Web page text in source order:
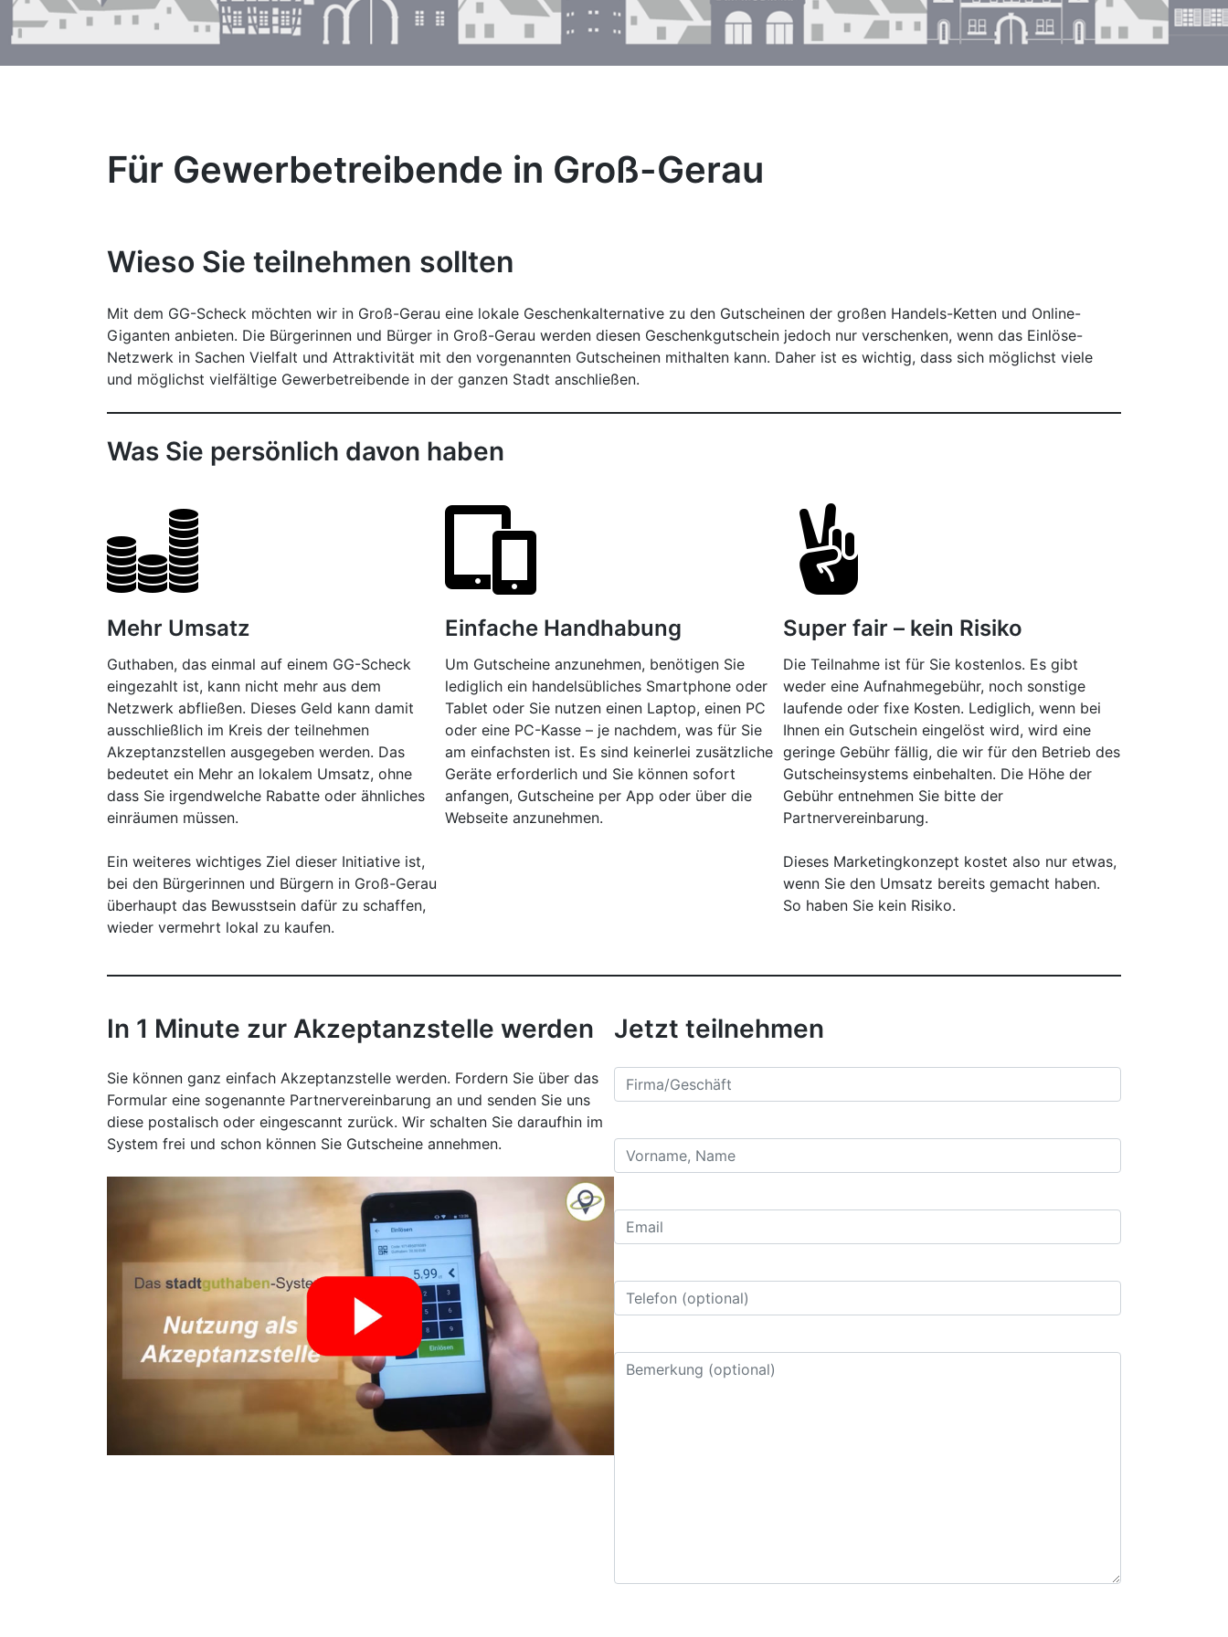
Für Gewerbetreibende in Groß-Gerau
Wieso Sie teilnehmen sollten
Mit dem GG-Scheck möchten wir in Groß-Gerau eine lokale Geschenkalternative zu den Gutscheinen der großen Handels-Ketten und Online-
Giganten anbieten. Die Bürgerinnen und Bürger in Groß-Gerau werden diesen Geschenkgutschein jedoch nur verschenken, wenn das Einlöse-
Netzwerk in Sachen Vielfalt und Attraktivität mit den vorgenannten Gutscheinen mithalten kann. Daher ist es wichtig, dass sich möglichst viele
und möglichst vielfältige Gewerbetreibende in der ganzen Stadt anschließen.
Was Sie persönlich davon haben
Mehr Umsatz
Guthaben, das einmal auf einem GG-Scheck
eingezahlt ist, kann nicht mehr aus dem
Netzwerk abfließen. Dieses Geld kann damit
ausschließlich im Kreis der teilnehmen
Akzeptanzstellen ausgegeben werden. Das
bedeutet ein Mehr an lokalem Umsatz, ohne
dass Sie irgendwelche Rabatte oder ähnliches
einräumen müssen.
Ein weiteres wichtiges Ziel dieser Initiative ist,
bei den Bürgerinnen und Bürgern in Groß-Gerau
überhaupt das Bewusstsein dafür zu schaffen,
wieder vermehrt lokal zu kaufen.
Einfache Handhabung
Um Gutscheine anzunehmen, benötigen Sie
lediglich ein handelsübliches Smartphone oder
Tablet oder Sie nutzen einen Laptop, einen PC
oder eine PC-Kasse – je nachdem, was für Sie
am einfachsten ist. Es sind keinerlei zusätzliche
Geräte erforderlich und Sie können sofort
anfangen, Gutscheine per App oder über die
Webseite anzunehmen.
Super fair – kein Risiko
Die Teilnahme ist für Sie kostenlos. Es gibt
weder eine Aufnahmegebühr, noch sonstige
laufende oder fixe Kosten. Lediglich, wenn bei
Ihnen ein Gutschein eingelöst wird, wird eine
geringe Gebühr fällig, die wir für den Betrieb des
Gutscheinsystems einbehalten. Die Höhe der
Gebühr entnehmen Sie bitte der
Partnervereinbarung.
Dieses Marketingkonzept kostet also nur etwas,
wenn Sie den Umsatz bereits gemacht haben.
So haben Sie kein Risiko.
In 1 Minute zur Akzeptanzstelle werden
Sie können ganz einfach Akzeptanzstelle werden. Fordern Sie über das
Formular eine sogenannte Partnervereinbarung an und senden Sie uns
diese postalisch oder eingescannt zurück. Wir schalten Sie daraufhin im
System frei und schon können Sie Gutscheine annehmen.
Jetzt teilnehmen